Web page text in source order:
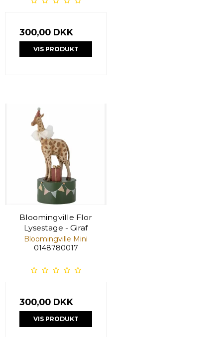
300,00 DKK
VIS PRODUKT
Bloomingville Flor
Lysestage - Giraf
Bloomingville Mini
0148780017
300,00 DKK
VIS PRODUKT